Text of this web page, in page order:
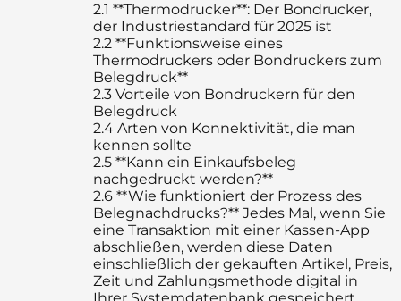
2.1 **Thermodrucker**: Der Bondrucker,
der Industriestandard für 2025 ist
2.2 **Funktionsweise eines
Thermodruckers oder Bondruckers zum
Belegdruck**
2.3 Vorteile von Bondruckern für den
Belegdruck
2.4 Arten von Konnektivität, die man
kennen sollte
2.5 **Kann ein Einkaufsbeleg
nachgedruckt werden?**
2.6 **Wie funktioniert der Prozess des
Belegnachdrucks?** Jedes Mal, wenn Sie
eine Transaktion mit einer Kassen-App
abschließen, werden diese Daten
einschließlich der gekauften Artikel, Preis,
Zeit und Zahlungsmethode digital in